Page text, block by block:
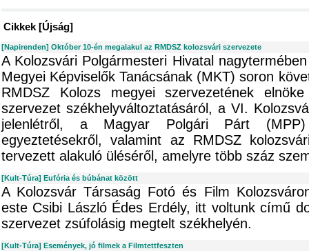
Cikkek [Újság]
[Napirenden] Október 10-én megalakul az RMDSZ kolozsvári szervezete
A Kolozsvári Polgármesteri Hivatal
Megyei Képviselők Tanácsának (MKT) soron
RMDSZ Kolozs megyei szervezetének
szervezet székhelyváltoztatásáról, a VI.
jelenlétről, a Magyar Polgári Párt
egyeztetésekről, valamint az RMDSZ
tervezett alakuló üléséről, amelyre több száz
[Kult-Túra] Eufória és búbánat között
A Kolozsvár Társaság Fotó és Film
este Csibi László Édes Erdély, itt voltunk című
szervezet zsúfolásig megtelt székhelyén.
[Kult-Túra] Események, jó filmek a Filmtettfeszten